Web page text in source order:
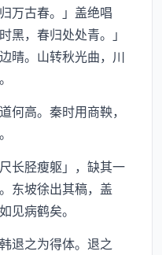
万古春。」盖绝唱
黑，春归处处青。」
晴。山转秋光曲，川
何高。秦时用商鞅，
长胫瘦躯」，缺其一
东坡徐出其稿，盖
见病鹤矣。
退之为得体。退之